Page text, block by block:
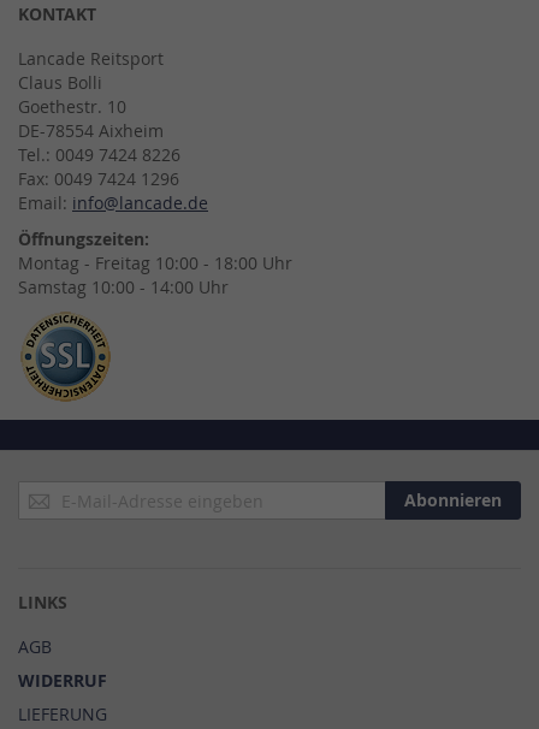
KONTAKT
Lancade Reitsport
Claus Bolli
Goethestr. 10
DE-78554 Aixheim
Tel.: 0049 7424 8226
Fax: 0049 7424 1296
Email: info@lancade.de
Öffnungszeiten:
Montag - Freitag 10:00 - 18:00 Uhr
Samstag 10:00 - 14:00 Uhr
Anmeldung
zum
Abonnieren
LINKS
AGB
WIDERRUF
LIEFERUNG